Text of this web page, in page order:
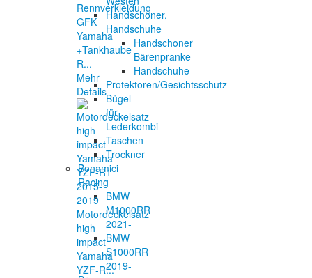
Handschoner,
Handschuhe
Handschoner
Bärenpranke
Handschuhe
Protektoren/Gesichtsschutz
Bügel
für
Lederkombi
Taschen
Trockner
Bonamici
Racing
BMW
M1000RR
2021-
BMW
S1000RR
2019-
Rennverkleidung
GFK
Yamaha
+Tankhaube
R...
Mehr
Details
Motordeckelsatz
high
impact
Yamaha
YZF-R...